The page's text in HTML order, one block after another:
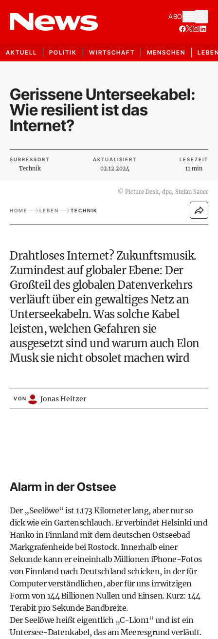
ABO
AKTUELL POLITIK WIRTSCHAFT MENSCHEN
Gerissene Unterseekabel:
Wie resilient ist das
Internet?
SUBRESSORT
Technik
AKTUALISIERT
02.12.2024
LESEZEIT
11 min
© Picture Desk, dpa, Stefan Sauer
HOME LEBEN TECHNIK
Drahtloses Internet? Zukunftsmusik.
Zumindest auf globaler Ebene: Der
Großteil des globalen Datenverkehrs
verläuft über ein gewaltiges Netz an
Unterseekabeln. Was solche Kabel
leisten, welchen Gefahren sie
ausgesetzt sind und warum auch Elon
Musksie nicht obsolet machen wird
VON Jonas Heitzer
Alarm in der Ostsee
Der „Seelöwe“ ist 1.173 Kilometer lang, aber nur so
dick wie ein Gartenschlauch. Er verbindet Helsinki und
Hanko in Finnland mit dem deutschen Ostseebad
Markgrafenheide bei Rostock. Innerhalb einer
Sekunde kann er eineinhalb MillioneniPhone-Fotos
von Finnland nach Deutschland schicken, in der für
Computer verständlichen, aber für uns irrwitzigen
Form von 144 Billionen Nullen und Einsen. Kurz: 144
Terabit pro Sekunde Bandbreite.
Der Seelöwe heißt eigentlich „C-Lion1“ und ist ein
Untersee-Datenkabel, das am Meeresgrund verläuft.